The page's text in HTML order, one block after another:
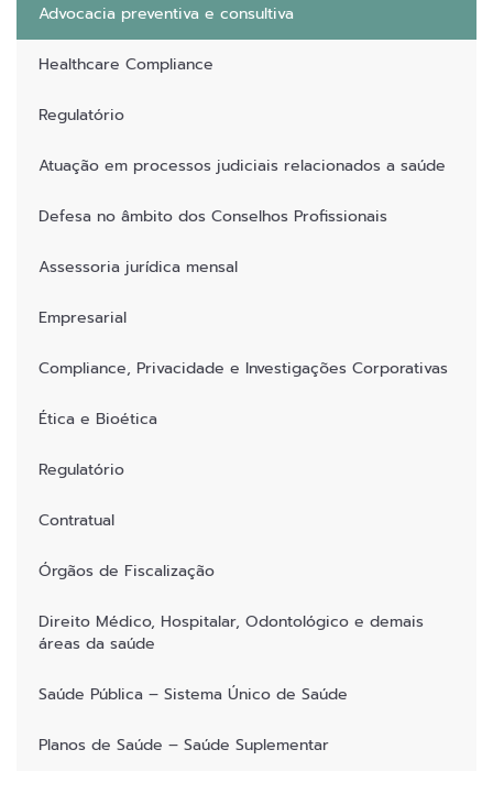
Advocacia preventiva e consultiva
Healthcare Compliance
Regulatório
Atuação em processos judiciais relacionados a saúde
Defesa no âmbito dos Conselhos Profissionais
Assessoria jurídica mensal
Empresarial
Compliance, Privacidade e Investigações Corporativas
Ética e Bioética
Regulatório
Contratual
Órgãos de Fiscalização
Direito Médico, Hospitalar, Odontológico e demais
áreas da saúde
Saúde Pública – Sistema Único de Saúde
Planos de Saúde – Saúde Suplementar